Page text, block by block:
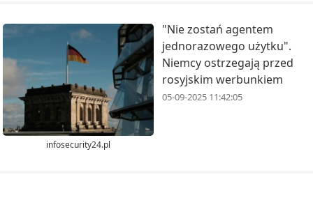
infosecurity24.pl
"Nie zostań agentem
jednorazowego użytku".
Niemcy ostrzegają przed
rosyjskim werbunkiem
05-09-2025 11:42:05